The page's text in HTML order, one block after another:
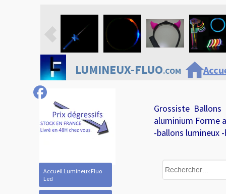
Accueil Lumineux Fluo
Led
LUMINEUX-FLUO.COMhome
Grossiste
aluminium Forme
-ballons lumineux